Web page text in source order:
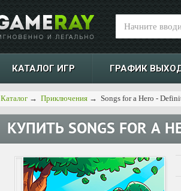
КАТАЛОГ ИГР ГРАФИК
Каталог → Приключения → Songs for a Hero -
КУПИТЬ SONGS FOR A